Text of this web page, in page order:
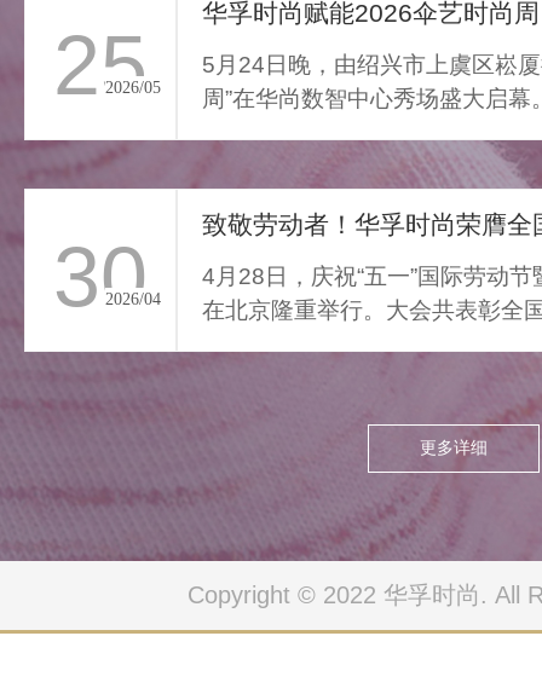
家门，我们亟需“能裹住情
绪”的柔色。家居服将“家的温
柔结界”缝进每寸面料，无需
逃离，换上这身柔雾，便能
让外界紧绷沉进居家软意，
呼吸慢下来，让家成为接住
所有情绪的栖居地。
25
2026/05
华孚时尚赋能2026伞艺时尚
5月24日晚，由绍兴市上虞区崧
周”在华尚数智中心秀场盛大启幕
30
2026/04
致敬劳动者！华孚时尚荣膺
4月28日，庆祝“五一”国际劳动
在北京隆重举行。大会共表彰全
更多详细
Copyright © 2022 华孚时尚. All